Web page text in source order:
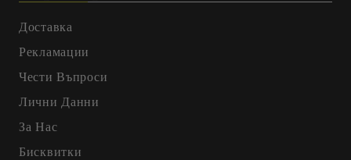
Доставка
Рекламации
Чести Въпроси
Лични Данни
За Нас
Бисквитки